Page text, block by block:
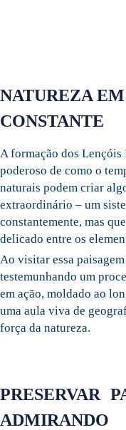
NATUREZA
CONSTANTE
A formação dos Lençóis
poderoso de como o
naturais podem criar
extraordinário – um
constantemente, mas
delicado entre os
Ao visitar essa
testemunhando um
em ação, moldado ao
uma aula viva de
força da natureza.
PRESERVAR
ADMIRANDO